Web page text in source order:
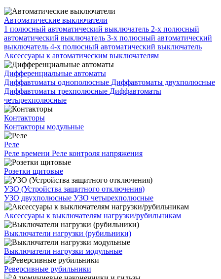
Автоматические выключатели
1 полюсный автоматический выключатель 2-х полюсный
автоматический выключатель 3-х полюсный автоматический
выключатель 4-х полюсный автоматический выключатель
Аксессуары к автоматическим выключателям
Дифференциальные автоматы
Диффавтоматы однополюсные Диффавтоматы двухполюсные
Диффавтоматы трехполюсные Диффавтоматы
четырехполюсные
Контакторы
Контакторы модульные
Реле
Реле времени Реле контроля напряжения
Розетки щитовые
УЗО (Устройства защитного отключения)
УЗО двухполюсные УЗО четырехполюсные
Аксессуары к выключателям нагрузки/рубильникам
Выключатели нагрузки (рубильники)
Выключатели нагрузки модульные
Реверсивные рубильники